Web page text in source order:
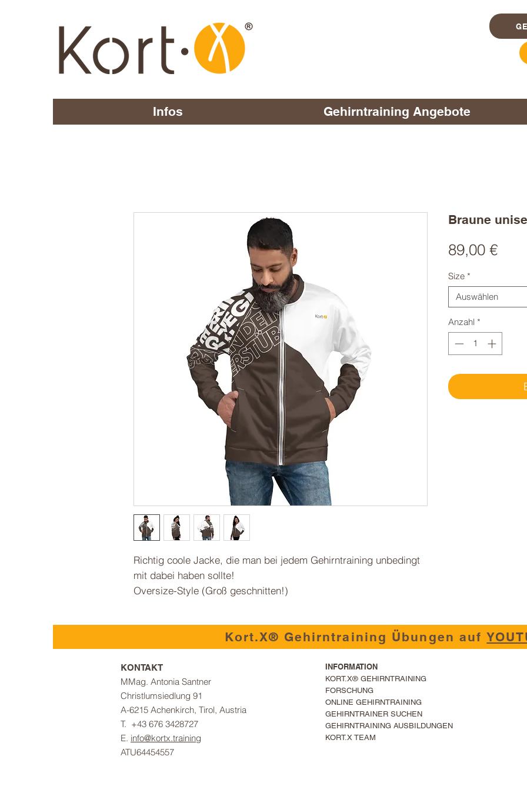
Infos Gehirntraining Angebote
Richtig coole Jacke, die man bei jedem Gehirntraining unbedingt
mit dabei haben sollte!
Oversize-Style (Groß geschnitten!)
Braune
89,00 €Preis
Size *
Auswählen
Anzahl *
Kort.X® Gehirntraining Übungen auf
KONTAKT
MMag. Antonia Santner
Christlumsiedlung 91
A-6215 Achenkirch, Tirol, Austria
T. +43 676 3428727
E. info@kortx.training
ATU64454557
INFORMATION
KORT.X® GEHIRNTRAINING
FORSCHUNG
ONLINE GEHIRNTRAINING
GEHIRNTRAINER SUCHEN
GEHIRNTRAINING AUSBILDUNGEN
KORT.X TEAM